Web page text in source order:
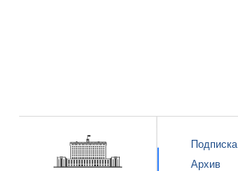
Подписка
Архив